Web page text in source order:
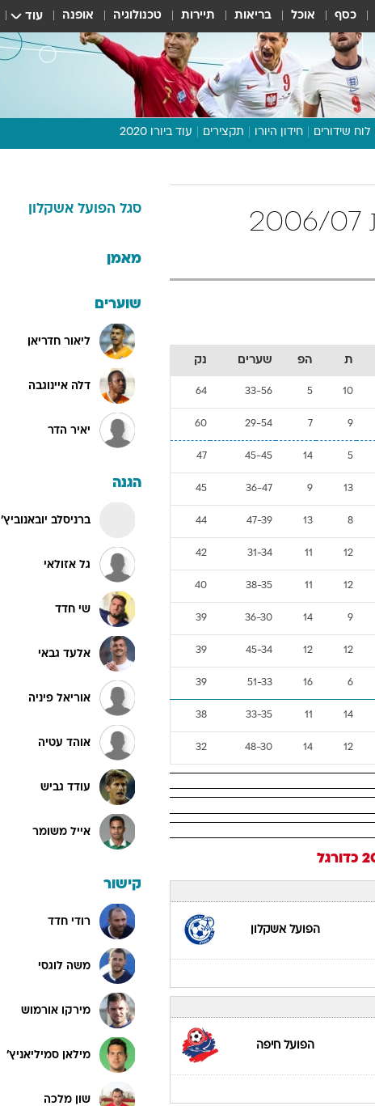
כסף אוכל בריאות תיירות טכנולוגיה אופנה עוד
לוח שידורים חידון היורו תקצירים עוד ביורו 2020
תכנית היורו
דעות ופרשנויות
וואלה! ספורט
הפועל אשקלון ליגה לאומית 2006/07
ת הפ שערים נק
10
5
33-56
64
9
7
29-54
60
5
14
45-45
47
13
9
36-47
45
8
13
47-39
44
12
11
31-34
42
12
11
38-35
40
9
14
36-30
39
12
12
45-34
39
6
16
51-33
39
14
11
33-35
38
12
14
48-30
32
כדורגל
הפועל אשקלון
הפועל חיפה
סגל הפועל אשקלון
מאמן
שוערים
ליאור חדריאן
דלה איינוגבה
יאיר הדר
הגנה
ברניסלב יובאנוביץ'
גל אזולאי
שי חדד
אלעד גבאי
אוריאל פיניה
אוהד עטיה
עודד גביש
אייל משומר
קישור
רודי חדד
משה לוגסי
מירקו אורמוש
מילאן סמיליאניץ'
שון מלכה